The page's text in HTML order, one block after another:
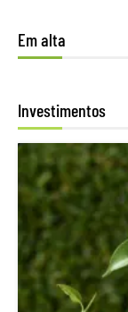
Em alta
Investimentos